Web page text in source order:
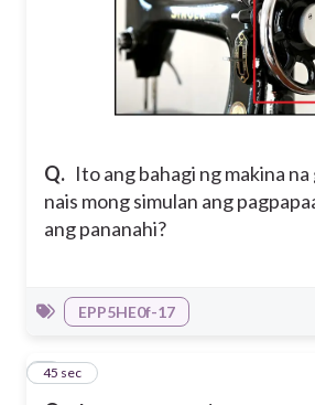
Q. Ito ang bahagi ng makina
nais mong simulan ang
ang pananahi?
EPP5HE0f-17
4
45 sec